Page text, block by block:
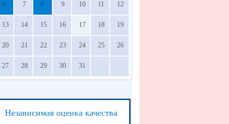
6 7 8 9 10 11 12
13 14 15 16 17 18 19
20 21 22 23 24 25 26
27 28 29 30 31
Независимая оценка качества